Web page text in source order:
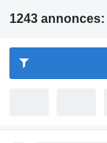
1243 annonces: